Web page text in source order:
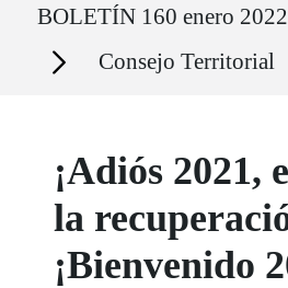
BOLETÍN 160 enero 2022
Secciones Consejo Territorial
¡Adiós 2021,
la
¡Bienvenido